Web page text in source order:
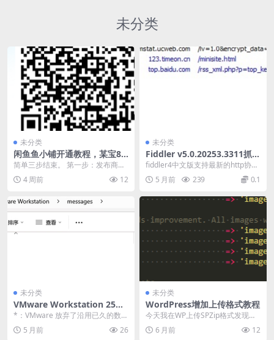
未分类
未分类
闲鱼鱼小铺开通教程，某宝88
元教程，免费分享。
简单三步结束。 第一步：发布商
品，已发布商品跳过。 第二步：扫
码开通鱼小铺 第三...
4 周前 12
未分类
Fiddler v5.0.20253.3311抓包
工具中文版
fiddler4中文版支持最新的http协
议，在日常的使用过程中能够保证
用户的基...
5 月前 239 0.1
未分类
VMware Workstation 25H2
中文设置教程
*：VMware 放弃了沿用已久的数字
版本号（如 17.6.X），转而采用与
微软...5 月前 26
未分类
WordPress增加上传格式教程
今天我在WP上传SPZip格式发现无
法上传，想必其他人会遇到类似的
问题，所以我做...
6 月前 12